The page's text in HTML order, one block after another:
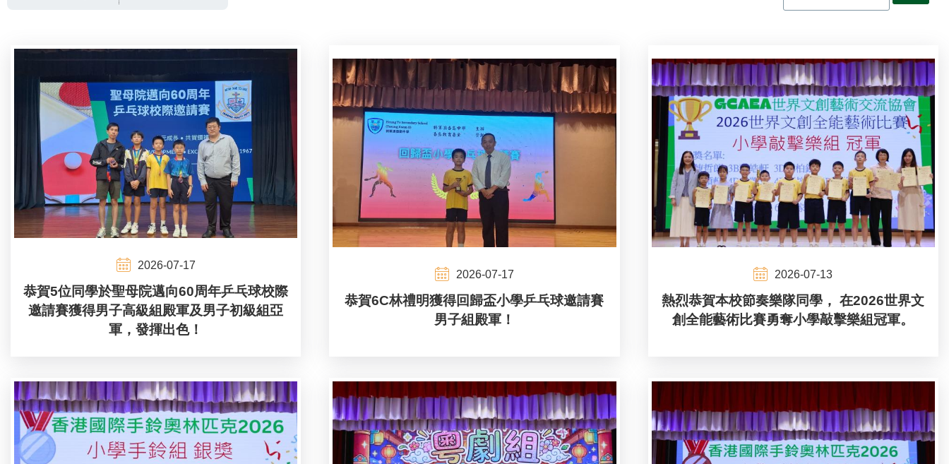
2026-07-17
恭賀5位同學於聖母院邁向60周年乒乓球校際
邀請賽獲得男子高級組殿軍及男子初級組亞
軍，發揮出色！
2026-07-17
恭賀6C林禮明獲得回歸盃小學乒乓球邀請賽
男子組殿軍！
2026-07-13
熱烈恭賀本校節奏樂隊同學， 在2026世界文
創全能藝術比賽勇奪小學敲擊樂組冠軍。